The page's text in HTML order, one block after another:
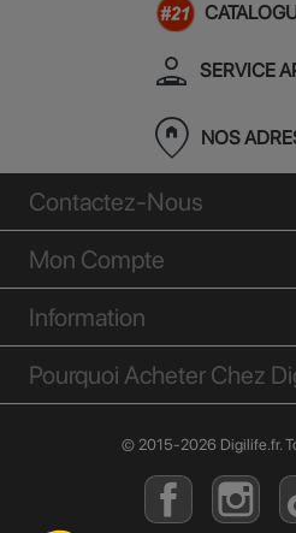
person_apron SERVICE
home_pin NOS
Contactez-Nous
Mon Compte
Information
Pourquoi Acheter Chez
© 2015-2026 Digilife.fr.